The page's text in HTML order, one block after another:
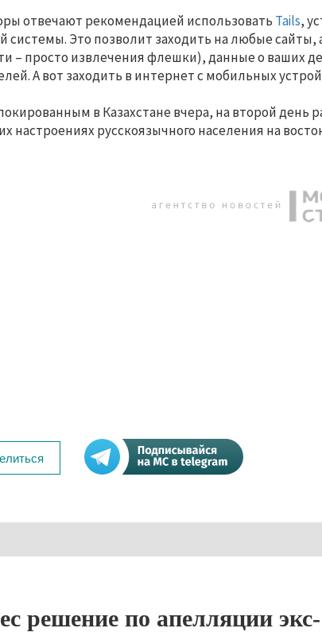
отвечают рекомендацией использовать Tails,
системы. Это позволит заходить на любые сайты,
– просто извлечения флешки), данные о ваших
А вот заходить в интернет с мобильных
в Казахстане вчера, на второй день
настроениях русскоязычного населения на
решение по апелляции экс-